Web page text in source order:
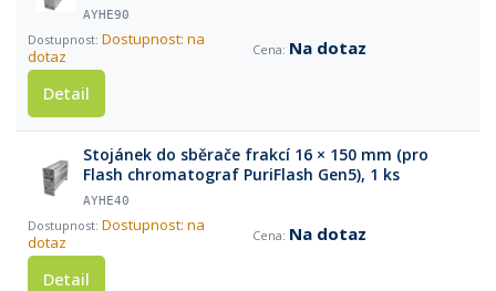
AYHE90
Dostupnost: na
dotaz
Na dotaz
Detail
Stojánek do sběrače frakcí 16 × 150 mm (pro
Flash chromatograf PuriFlash Gen5), 1 ks
AYHE40
Dostupnost: na
dotaz
Na dotaz
Detail